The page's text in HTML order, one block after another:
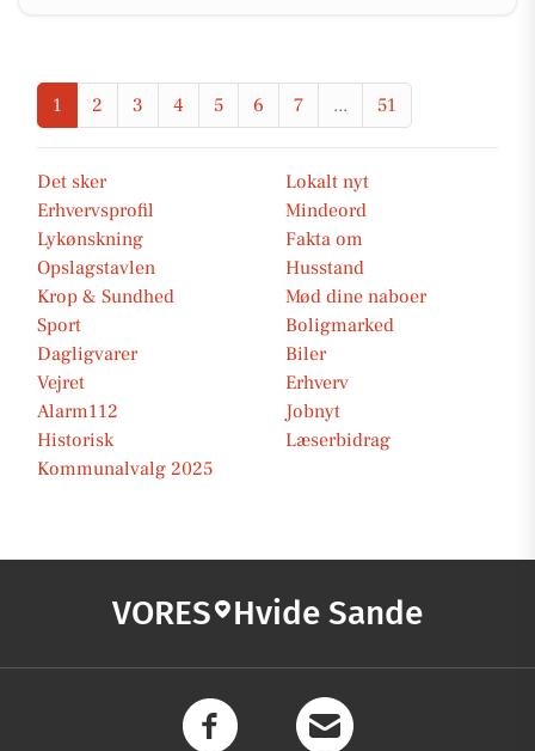
1 2 3 4 5 6 7 ... 51
Det sker
Lokalt nyt
Erhvervsprofil
Mindeord
Lykønskning
Fakta om
Opslagstavlen
Husstand
Krop & Sundhed
Mød dine naboer
Sport
Boligmarked
Dagligvarer
Biler
Vejret
Erhverv
Alarm112
Jobnyt
Historisk
Læserbidrag
Kommunalvalg 2025
VORES Hvide Sande